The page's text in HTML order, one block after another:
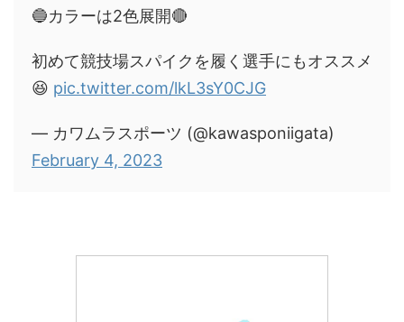
🔵カラーは2色展開🔴
初めて競技場スパイクを履く選手にもオススメ
😆 pic.twitter.com/lkL3sY0CJG
— カワムラスポーツ (@kawasponiigata)
February 4, 2023